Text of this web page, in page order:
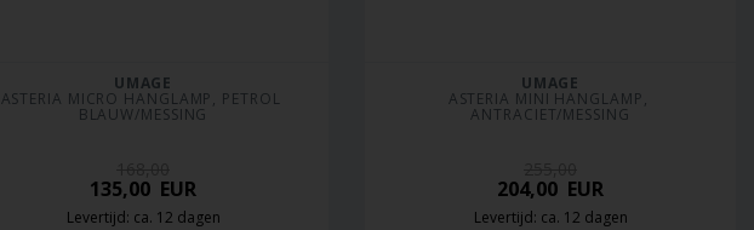
UMAGE
ASTERIA MICRO HANGLAMP, PETROL
BLAUW/MESSING
135,00 EUR
Levertijd: ca. 12 dagen
UMAGE
ASTERIA MINI HANGLAMP,
ANTRACIET/MESSING
204,00 EUR
Levertijd: ca. 12 dagen